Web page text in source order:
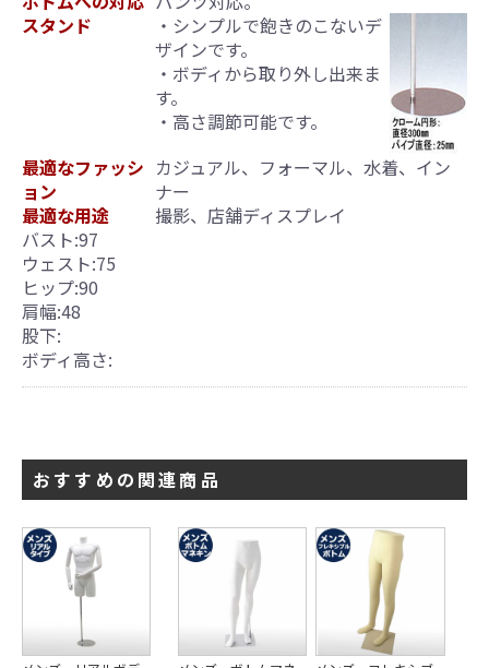
引続き他の商品も選ぶ
スタンド
・シンプルで飽きのこないデ
ザインです。
・ボディから取り外し出来ま
す。
・高さ調節可能です。
最適なファッシ
ョン
カジュアル、フォーマル、水着、イン
ナー
最適な用途
撮影、店舗ディスプレイ
バスト:97
ウェスト:75
ヒップ:90
肩幅:48
股下:
ボディ高さ:
おすすめの関連商品